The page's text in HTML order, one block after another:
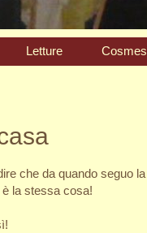
Letture
che da quando seguo la
la stessa cosa!